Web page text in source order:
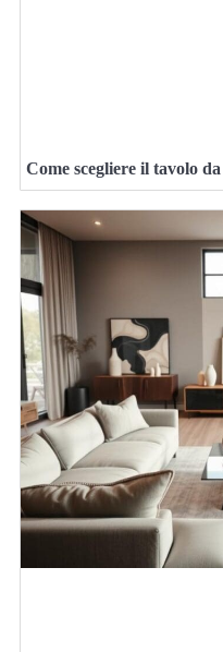
Come scegliere il tavolo